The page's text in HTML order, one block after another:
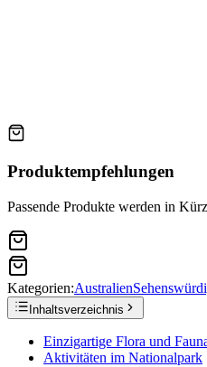
Produktempfehlungen
Passende Produkte werden in
Kategorien:Australien
Inhaltsverzeichnis
Einzigartige Flora und
Aktivitäten im Nationalpark